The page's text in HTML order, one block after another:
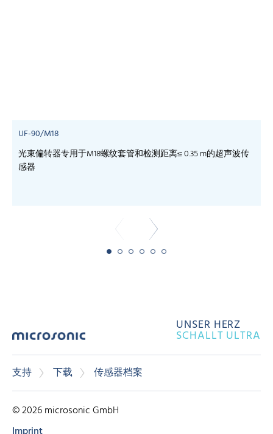
UF-90/M18
光束偏转器专用于M18螺纹套管和检测距离≤ 0.35 m的超声波传
感器
UNSER HERZ
SCHALLT ULTRA
支持 下载 传感器档案
© 2026 microsonic GmbH